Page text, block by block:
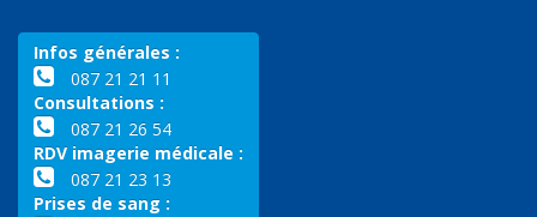
Infos générales :
087 21 21 11
Consultations :
087 21 26 54
RDV imagerie médicale :
087 21 23 13
Prises de sang :